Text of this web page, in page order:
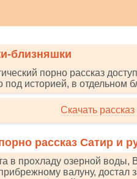
близняшки
порно рассказ
под историей, в отдельном
Скачать рассказ
рассказ Сатир и
в прохладу озерной воды,
валуну, достал